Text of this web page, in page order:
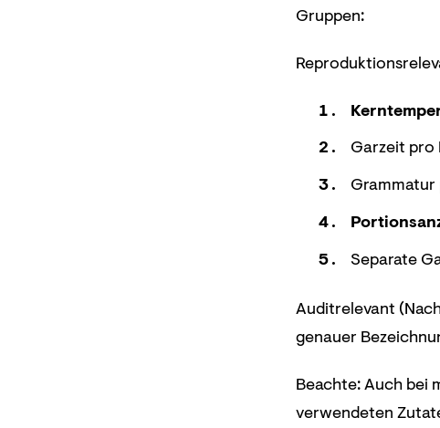
Gruppen:
Garzeit pro
Separate
Auditrelevant
genauer
Beachte: Auch bei
verwendeten